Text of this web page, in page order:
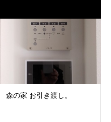
森の家 お引き渡し。